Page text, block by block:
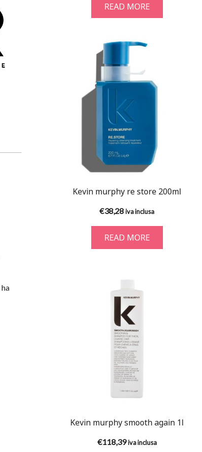
READ MORE
Kevin murphy re store 200ml
€38,28iva inclusa
READ MORE
Kevin murphy smooth again 1l
€118,39 iva inclusa